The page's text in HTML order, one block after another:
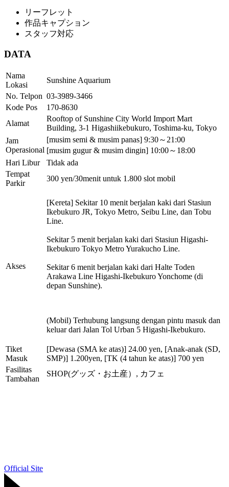
リーフレット
作品キャプション
スタッフ対応
DATA
Nama
Lokasi
Sunshine Aquarium
No. Telpon 03-3989-3466
Kode Pos
170-8630
Alamat
Rooftop of Sunshine City World Import Mart
Building, 3-1 Higashiikebukuro, Toshima-ku, Tokyo
Jam
Operasional
[musim semi & musim panas] 9:30～21:00
[musim gugur & musim dingin] 10:00～18:00
Hari Libur
Tidak ada
Tempat
Parkir
300 yen/30menit untuk 1.800 slot mobil
Akses
[Kereta] Sekitar 10 menit berjalan kaki dari Stasiun
Ikebukuro JR, Tokyo Metro, Seibu Line, dan Tobu
Line.
Sekitar 5 menit berjalan kaki dari Stasiun Higashi-
Ikebukuro Tokyo Metro Yurakucho Line.
Sekitar 6 menit berjalan kaki dari Halte Toden
Arakawa Line Higashi-Ikebukuro Yonchome (di
depan Sunshine).
(Mobil) Terhubung langsung dengan pintu masuk dan
keluar dari Jalan Tol Urban 5 Higashi-Ikebukuro.
Tiket
Masuk
[Dewasa (SMA ke atas)] 24.00 yen, [Anak-anak (SD,
SMP)] 1.200yen, [TK (4 tahun ke atas)] 700 yen
Fasilitas
Tambahan
SHOP(グッズ・お土産）, カフェ
Official Site